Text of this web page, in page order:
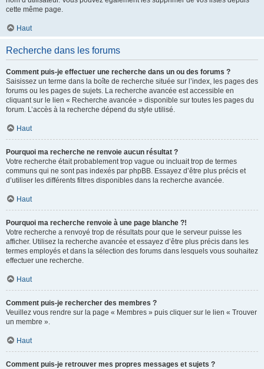
cette même page.
Haut
Recherche dans les forums
Comment puis-je effectuer une recherche dans un ou des forums ?
Saisissez un terme dans la boîte de recherche située sur l’index, les pages des
forums ou les pages de sujets. La recherche avancée est accessible en
cliquant sur le lien « Recherche avancée » disponible sur toutes les pages du
forum. L’accès à la recherche dépend du style utilisé.
Haut
Pourquoi ma recherche ne renvoie aucun résultat ?
Votre recherche était probablement trop vague ou incluait trop de termes
communs qui ne sont pas indexés par phpBB. Essayez d’être plus précis et
d’utiliser les différents filtres disponibles dans la recherche avancée.
Haut
Pourquoi ma recherche renvoie à une page blanche ?!
Votre recherche a renvoyé trop de résultats pour que le serveur puisse les
afficher. Utilisez la recherche avancée et essayez d’être plus précis dans les
termes employés et dans la sélection des forums dans lesquels vous souhaitez
effectuer une recherche.
Haut
Comment puis-je rechercher des membres ?
Veuillez vous rendre sur la page « Membres » puis cliquer sur le lien « Trouver
un membre ».
Haut
Comment puis-je retrouver mes propres messages et sujets ?